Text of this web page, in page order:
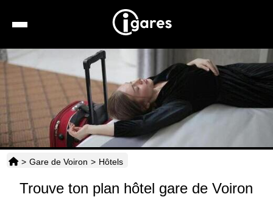
Location de voiture
Hôtels
Taxis
Horaires
> Gare de Voiron > Hôtels
Trouve ton plan hôtel gare de Voiron